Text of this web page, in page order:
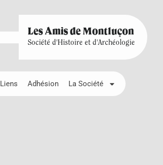
Les Amis de Montluçon
Société d'Histoire et d'Archéologie
Liens Adhésion La Société